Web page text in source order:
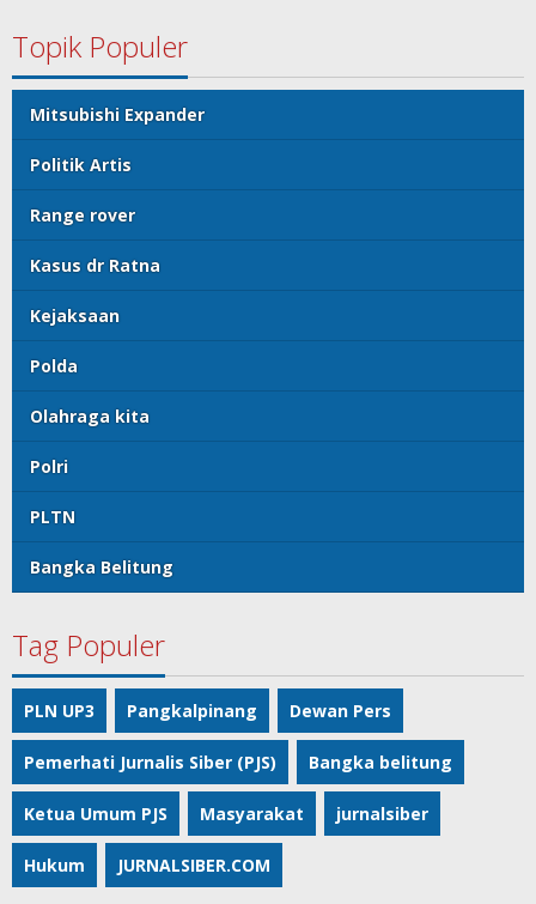
Topik Populer
Mitsubishi Expander
Politik Artis
Range rover
Kasus dr Ratna
Kejaksaan
Polda
Olahraga kita
Polri
PLTN
Bangka Belitung
Tag Populer
PLN UP3 Pangkalpinang Dewan Pers
Pemerhati Jurnalis Siber (PJS) Bangka belitung
Ketua Umum PJS Masyarakat jurnalsiber
Hukum JURNALSIBER.COM